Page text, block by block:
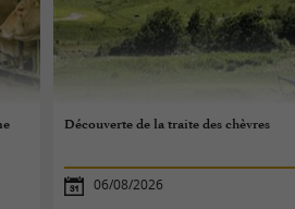
Découverte de la traite des chèvres
06/08/2026